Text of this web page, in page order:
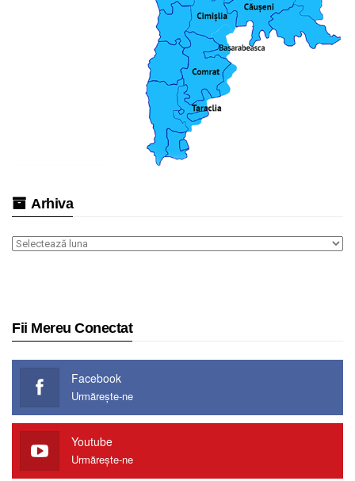
Arhiva
Arhiva
Fii Mereu Conectat
Facebook
Urmărește-ne
Youtube
Urmărește-ne